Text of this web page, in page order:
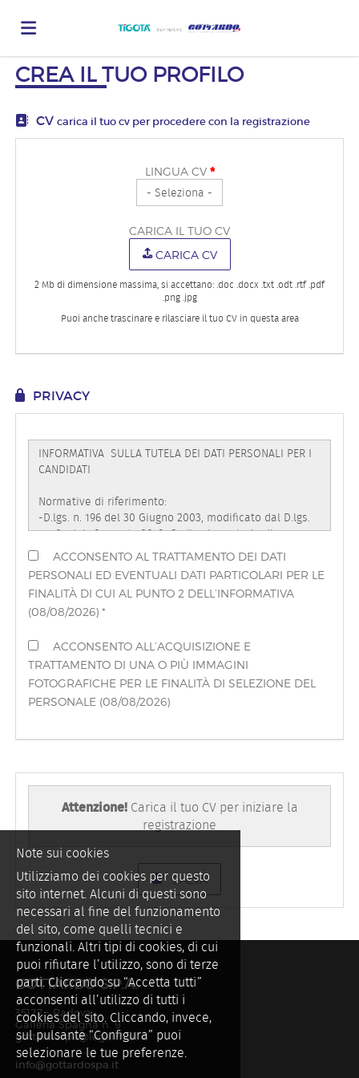
Home
Offerte
FR
IT
DE
ES
PT
CREA IL TUO PROFILO
CVcarica il tuo cv per procedere con la registrazione
LINGUA CV *
CARICA IL TUO CV
CARICA CV
2 Mb di dimensione massima, si accettano: .doc .docx .txt .odt .rtf .pdf
.png .jpg
Puoi anche trascinare e rilasciare il tuo CV in questa area
PRIVACY
ACCONSENTO AL TRATTAMENTO DEI DATI
PERSONALI ED EVENTUALI DATI PARTICOLARI PER LE
FINALITÀ DI CUI AL PUNTO 2 DELL’INFORMATIVA
(08/08/2026) *
ACCONSENTO ALL’ACQUISIZIONE E
TRATTAMENTO DI UNA O PIÙ IMMAGINI
FOTOGRAFICHE PER LE FINALITÀ DI SELEZIONE DEL
PERSONALE (08/08/2026)
Attenzione!Carica il tuo CV per iniziare la
registrazione
SALVA
GOTTARDO S.P.A.
35127 - Padova
Galleria Spagna n. 9
gottardospa@legalmail.it
info@gottardospa.it
Note sui cookies
Utilizziamo dei cookies per questo
sito internet. Alcuni di questi sono
necessari al fine del funzionamento
del sito, come quelli tecnici e
funzionali. Altri tipi di cookies, di cui
puoi rifiutare l’utilizzo, sono di terze
parti. Cliccando su “Accetta tutti”
acconsenti all’utilizzo di tutti i
cookies del sito. Cliccando, invece,
sul pulsante “Configura” puoi
selezionare le tue preferenze.